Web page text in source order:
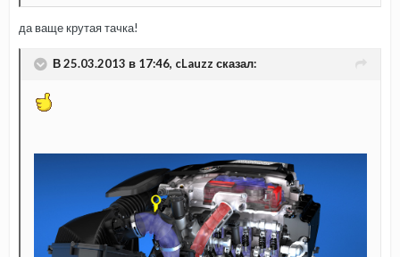
да ваще крутая тачка!
В 25.03.2013 в 17:46, cLauzz сказал: